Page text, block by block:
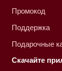
Промокод
Поддержка
Подарочные
Скачайте